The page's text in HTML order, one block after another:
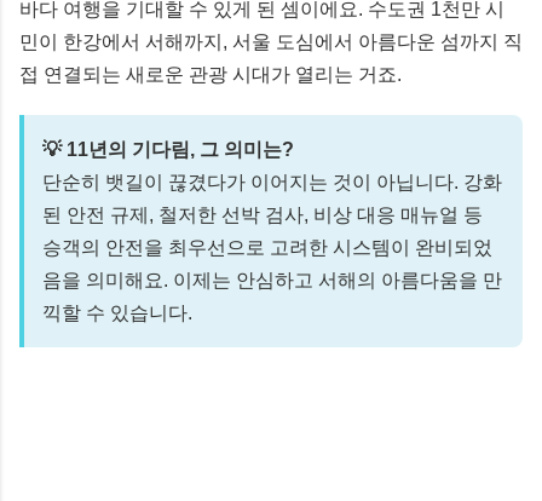
바다 여행을 기대할 수 있게 된 셈이에요. 수도권 1천만 시
민이 한강에서 서해까지, 서울 도심에서 아름다운 섬까지 직
접 연결되는 새로운 관광 시대가 열리는 거죠.
💡 11년의 기다림, 그 의미는?
단순히 뱃길이 끊겼다가 이어지는 것이 아닙니다. 강화
된 안전 규제, 철저한 선박 검사, 비상 대응 매뉴얼 등
승객의 안전을 최우선으로 고려한 시스템이 완비되었
음을 의미해요. 이제는 안심하고 서해의 아름다움을 만
끽할 수 있습니다.